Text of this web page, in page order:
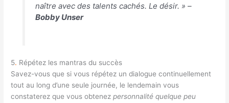
naître avec des talents cachés. Le désir. » –
Bobby Unser
5. Répétez les mantras du succès
Savez-vous que si vous répétez un dialogue continuellement
tout au long d’une seule journée, le lendemain vous
constaterez que vous obtenezpersonnalité quelque peu